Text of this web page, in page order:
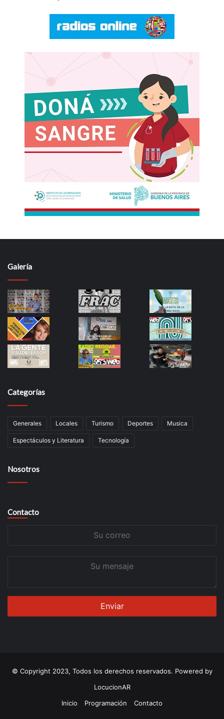
Galería
Categorías
Generales Locales Turismo Deportes Musica
Espectáculos y Literatura Tecnología
Nosotros
Contacto
© Copyright 2023, Todos los derechos reservados. Powered by
LocucionAR
Inicio
Programación Contacto